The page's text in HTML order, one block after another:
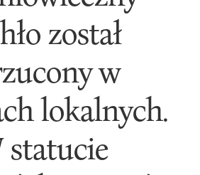
został
w
lokalnych.
statucie